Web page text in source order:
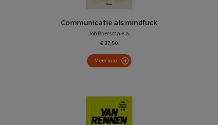
Communicatie als mindfuck
Job Boersma e.a.
€ 27,50
Meer info